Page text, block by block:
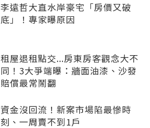
李遠哲大直水岸豪宅「房價又破
底」！專家曝原因
租屋退租點交...房東房客觀念大不
同！3大爭端曝：牆面油漆、沙發
賠償最常鬧翻
資金沒回流！新案市場陷最慘時
刻、一周賣不到1戶